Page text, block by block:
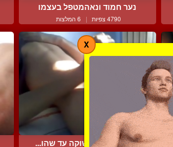
נער חמוד ונאהמטפל בעצמו
4790 צפיות | 6 המלצות
בחור מאונן בתשוקה עד שהו...
X